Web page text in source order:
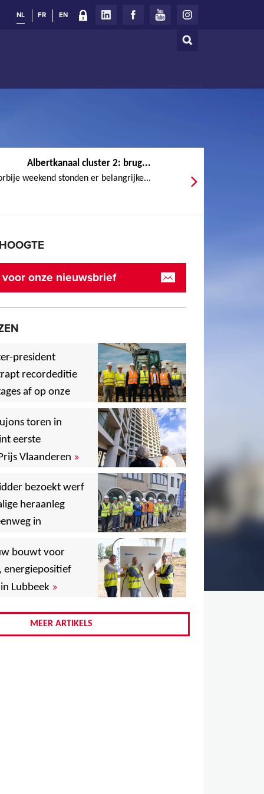
Zoeken
NL FR EN
Albertkanaal cluster 2: brug...
weekend stonden er belangrijke...
onze nieuwsbrief
president
recordeditie
af op onze
,
,
toren in
eerste
Vlaanderen »
, ,
,
bezoekt werf
heraanleg
in
,
bouwt voor
energiepositief
Lubbeek »
MEER ARTIKELS